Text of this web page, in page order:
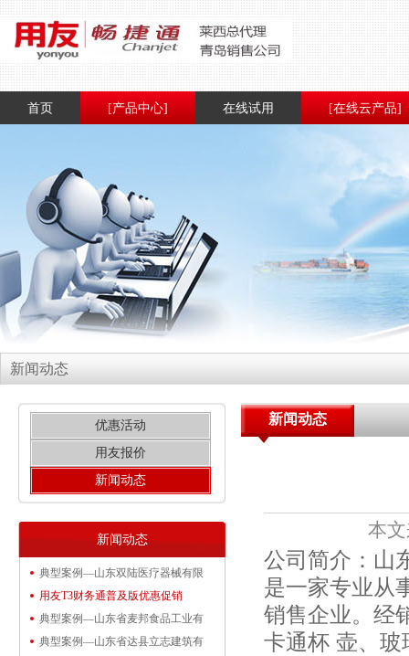
首页 [产品中心] 在线试用 [在线云产品]
新闻动态
优惠活动
用友报价
新闻动态
新闻动态
典型案例—山东双陆医疗器械有限
用友T3财务通普及版优惠促销
典型案例—山东省麦邦食品工业有
典型案例—山东省达县立志建筑有
新闻动态
本
公司简介：山
是一家专业从
销售企业。 经
卡通杯 壶、